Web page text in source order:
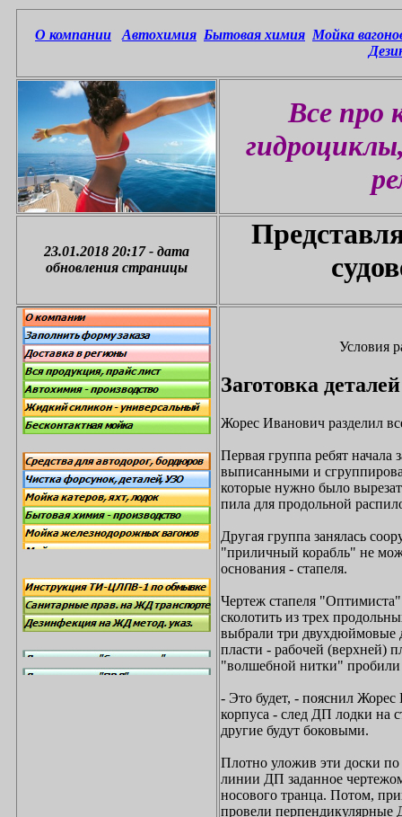
О компании Автохимия Бытовая химия Мойка
Все про
23.01.2018 20:17- дата
обновления страницы
Условия
Заготовка
Жорес Иванович разделил
Первая группа ребят начала
выписанными и
которые нужно было
пила для продольной
Другая группа занялась
"приличный корабль" не
основания - стапеля.
Чертеж стапеля
сколотить из трех
выбрали три двухдюймовые
пласти - рабочей (верхней)
"волшебной нитки"
- Это будет, - пояснил
корпуса - след ДП лодки на
другие будут боковыми.
Плотно уложив эти доски по
линии ДП заданное
носового транца. Потом,
провели